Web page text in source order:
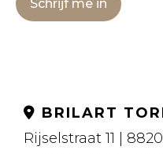
Schrijf me in
BRILART
Rijselstraat 11 |